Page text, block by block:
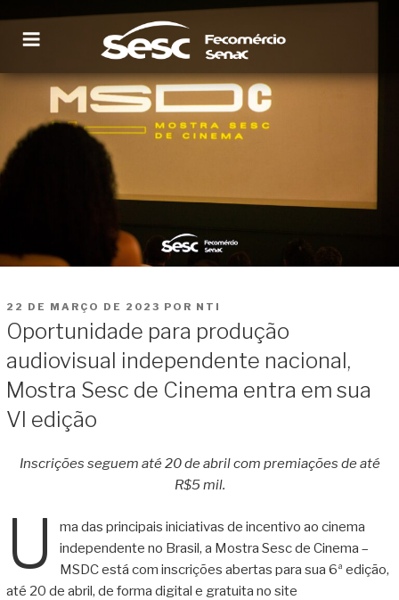
para
conteúdo
SESC RORAIMA
Site institucional
PUBLICADO
EM
22 DE MARÇO DE 2023 POR NTI
Oportunidade para produção
audiovisual independente nacional,
Mostra Sesc de Cinema entra em sua
VI edição
Inscrições seguem até 20 de abril com premiações de até
R$5 mil.
U
ma das principais iniciativas de incentivo ao cinema
independente no Brasil, a Mostra Sesc de Cinema –
MSDC está com inscrições abertas para sua 6ª edição,
até 20 de abril, de forma digital e gratuita no site